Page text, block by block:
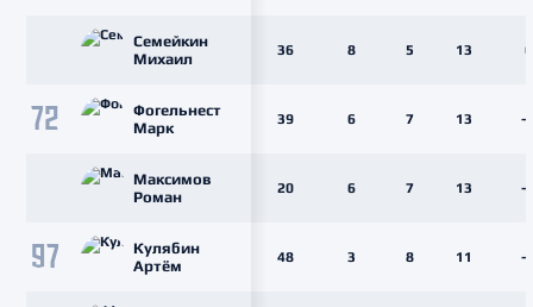
Семейкин
Михаил
36 8 5 13 6
72
Фогельнест
Марк
39 6 7 13 -
Максимов
Роман
20 6 7 13 -
97
Кулябин
Артём
48 3 8 11 -